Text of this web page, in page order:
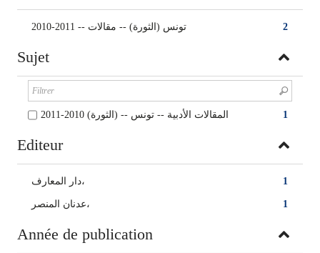
2 تونس (الثورة) -- مقالات -- 2011-2010
Sujet
1 المقالات الأدبية -- تونس -- (الثورة) 2010-2011
Editeur
1 دار المعارف،
1 عدنان المنصر،
Année de publication